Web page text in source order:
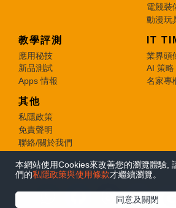
本網站使用Cookies來改善您的瀏覽體驗,
們的私隱政策與使用條款才繼續瀏覽。
同意及關閉
電競裝
動漫玩
教學評測
應用秘技
新品測試
Apps 情報
IT
業界頭
AI 策略
名家專
其他
私隱政策
免責聲明
聯絡/關於我們
© 2026 e-zone. All Rights Reserved.